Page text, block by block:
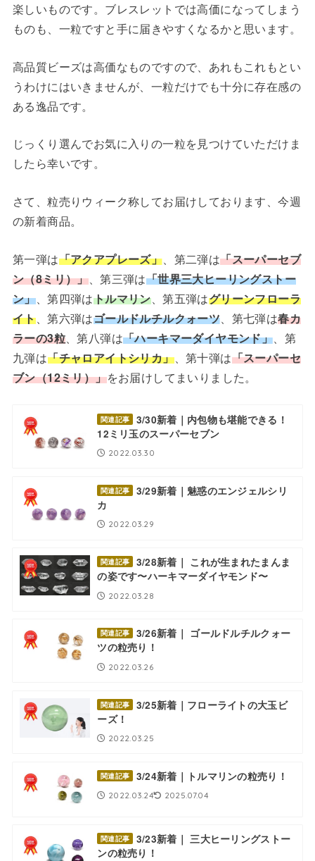
楽しいものです。ブレスレットでは高価になってしまう
ものも、一粒ですと手に届きやすくなるかと思います。
高品質ビーズは高価なものですので、あれもこれもとい
うわけにはいきませんが、一粒だけでも十分に存在感の
ある逸品です。
じっくり選んでお気に入りの一粒を見つけていただけま
したら幸いです。
さて、粒売りウィーク称してお届けしております、今週
の新着商品。
第一弾は「アクアプレーズ」、第二弾は「スーパーセブ
ン（8ミリ）」、第三弾は「世界三大ヒーリングストー
ン」、第四弾はトルマリン、第五弾はグリーンフローラ
イト、第六弾はゴールドルチルクォーツ、第七弾は春カ
ラーの3粒、第八弾は「ハーキマーダイヤモンド」、第
九弾は「チャロアイトシリカ」、第十弾は「スーパーセ
ブン（12ミリ）」をお届けしてまいりました。
関連記事
3/30新着｜内包物も堪能できる！
12ミリ玉のスーパーセブン
2022.03.30
関連記事
3/29新着｜魅惑のエンジェルシリ
カ
2022.03.29
関連記事
3/28新着｜ これが生まれたまんま
の姿です〜ハーキマーダイヤモンド〜
2022.03.28
関連記事
3/26新着｜ ゴールドルチルクォー
ツの粒売り！
2022.03.26
関連記事
3/25新着｜フローライトの大玉ビ
ーズ！
2022.03.25
関連記事 3/24新着｜トルマリンの粒売り！
2022.03.24 2025.07.04
関連記事
3/23新着｜ 三大ヒーリングストー
ンの粒売り！